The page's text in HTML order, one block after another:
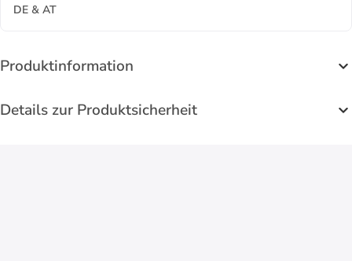
DE & AT
Produktinformation
Details zur Produktsicherheit